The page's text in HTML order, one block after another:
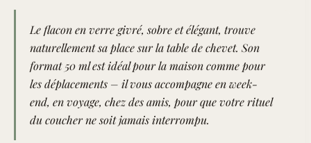
Le flacon en verre givré, sobre et élégant, trouve
naturellement sa place sur la table de chevet. Son
format 50 ml est idéal pour la maison comme pour
les déplacements – il vous accompagne en week-
end, en voyage, chez des amis, pour que votre rituel
du coucher ne soit jamais interrompu.